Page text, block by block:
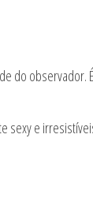
do
sexy e